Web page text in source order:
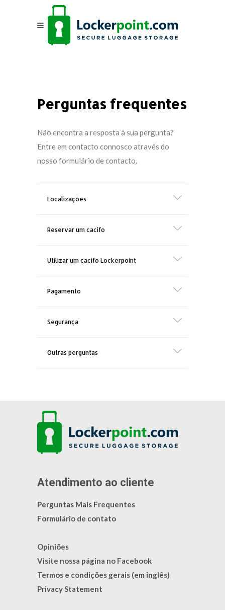
Perguntas frequentes
Não encontra a resposta à sua pergunta?
Entre em contacto connosco através do
nosso formulário de contacto.
Localizações
Reservar um cacifo
Utilizar um cacifo Lockerpoint
Pagamento
Segurança
Outras perguntas
Atendimento ao cliente
Perguntas Mais Frequentes
Formulário de contato
Opiniões
Visite nossa página no Facebook
Termos e condições gerais (em inglês)
Privacy Statement